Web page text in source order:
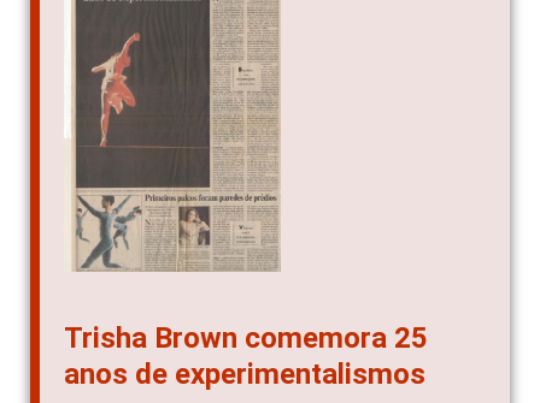
Trisha Brown comemora 25
anos de experimentalismos